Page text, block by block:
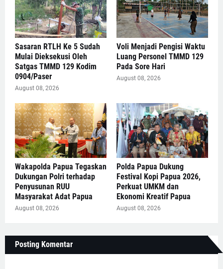
Sasaran RTLH Ke 5 Sudah
Mulai Dieksekusi Oleh
Satgas TMMD 129 Kodim
0904/Paser
August 08, 2026
Voli Menjadi Pengisi Waktu
Luang Personel TMMD 129
Pada Sore Hari
August 08, 2026
Wakapolda Papua Tegaskan
Dukungan Polri terhadap
Penyusunan RUU
Masyarakat Adat Papua
August 08, 2026
Polda Papua Dukung
Festival Kopi Papua 2026,
Perkuat UMKM dan
Ekonomi Kreatif Papua
August 08, 2026
Posting Komentar